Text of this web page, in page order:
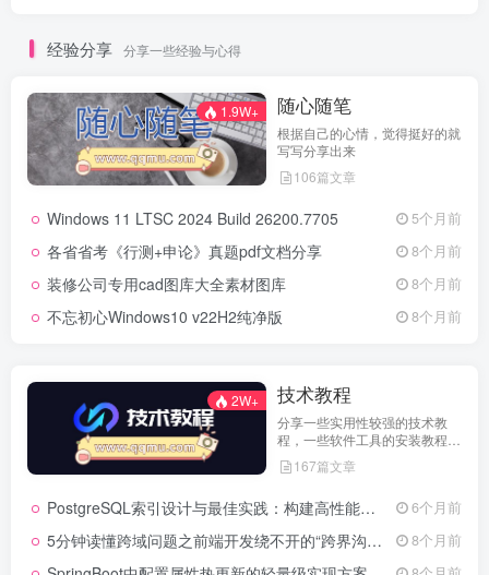
经验分享 分享一些经验与心得
1.9W+ 随心随笔
根据自己的心情，觉得挺好的就
写写分享出来
106篇文章
Windows 11 LTSC 2024 Build 26200.7705 5个月前
各省省考《行测+申论》真题pdf文档分享 8个月前
装修公司专用cad图库大全素材图库 8个月前
不忘初心Windows10 v22H2纯净版 8个月前
2W+ 技术教程
分享一些实用性较强的技术教
程，一些软件工具的安装教程，
以及一些工具的实用方法，环境
配置等等
167篇文章
PostgreSQL索引设计与最佳实践：构建高性能数据库的基石 6个月前
5分钟读懂跨域问题之前端开发绕不开的“跨界沟通”难题 8个月前